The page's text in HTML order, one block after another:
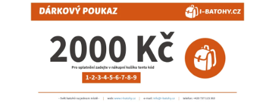
PENĚŽENKY
DOPLŇKY A PŘÍSLUŠENSTVÍ